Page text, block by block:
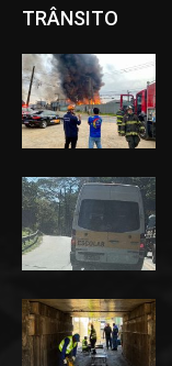
TRÂNSITO